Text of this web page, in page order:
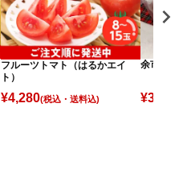
フルーツトマト（はるかエイ
ト）
¥4,280(税込)
余市りん
¥3,280